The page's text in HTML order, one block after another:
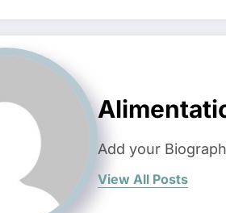
Add your
View All Posts